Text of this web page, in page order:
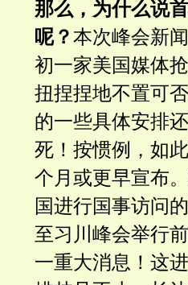
那么，为什么说
呢？本次峰会新
初一家美国媒体
扭捏捏地不置可
的一些具体安排
死！按惯例，如
个月或更早宣布
国进行国事访问
至习川峰会举行
一重大消息！这